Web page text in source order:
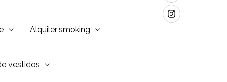
Alquiler smoking
vestidos